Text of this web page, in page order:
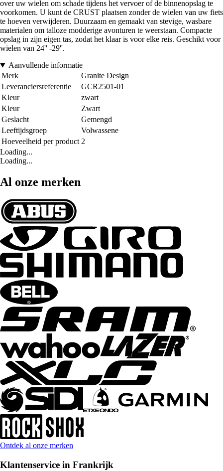
over uw wielen om schade tijdens het vervoer of de binnenopslag te
voorkomen. U kunt de CRUST plaatsen zonder de wielen van uw fiets
te hoeven verwijderen. Duurzaam en gemaakt van stevige, wasbare
materialen om talloze modderige avonturen te weerstaan. Compacte
opslag in zijn eigen tas, zodat het klaar is voor elke reis. Geschikt voor
wielen van 24'' -29''.
Aanvullende informatie
Merk
Granite Design
Leveranciersreferentie
GCR2501-01
Kleur
zwart
Kleur
Zwart
Geslacht
Gemengd
Leeftijdsgroep
Volwassene
Hoeveelheid per product 2
Loading...
Loading...
Al onze merken
Ontdek al onze merken
Klantenservice in Frankrijk